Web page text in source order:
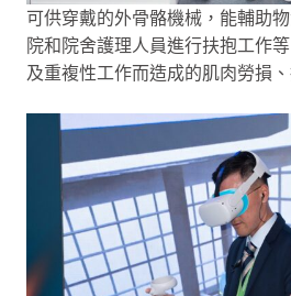
可供穿戴的外骨骼機械，能輔助
院和院舍護理人員進行扶抱工作
及重複性工作而造成的肌肉勞損